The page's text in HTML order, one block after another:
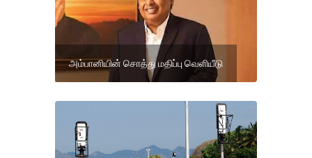
அம்பானியின் சொத்து மதிப்பு வெளியீடு